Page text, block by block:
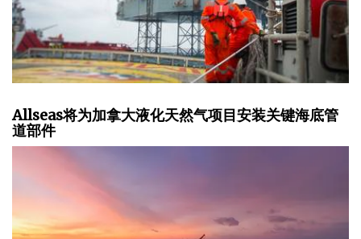
Allseas将为加拿大液化天然气项目安装关键海底管
道部件